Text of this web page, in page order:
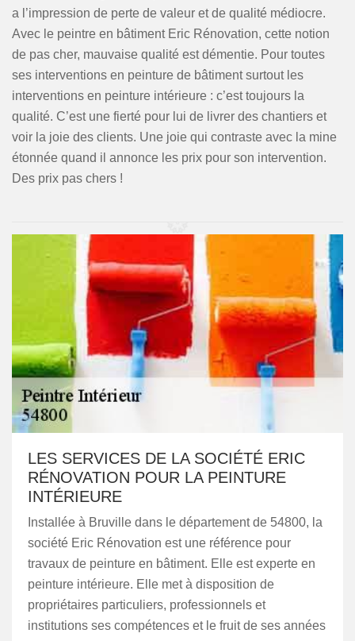
a l’impression de perte de valeur et de qualité médiocre.
Avec le peintre en bâtiment Eric Rénovation, cette notion
de pas cher, mauvaise qualité est démentie. Pour toutes
ses interventions en peinture de bâtiment surtout les
interventions en peinture intérieure : c’est toujours la
qualité. C’est une fierté pour lui de livrer des chantiers et
voir la joie des clients. Une joie qui contraste avec la mine
étonnée quand il annonce les prix pour son intervention.
Des prix pas chers !
LES SERVICES DE LA SOCIÉTÉ ERIC
RÉNOVATION POUR LA PEINTURE
INTÉRIEURE
Installée à Bruville dans le département de 54800, la
société Eric Rénovation est une référence pour
travaux de peinture en bâtiment. Elle est experte en
peinture intérieure. Elle met à disposition de
propriétaires particuliers, professionnels et
institutions ses compétences et le fruit de ses années